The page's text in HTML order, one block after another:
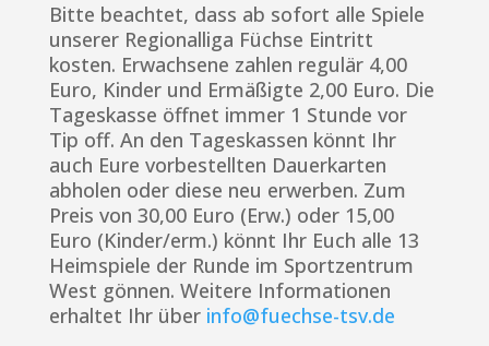
Bitte beachtet, dass ab sofort alle Spiele
unserer Regionalliga Füchse Eintritt
kosten. Erwachsene zahlen regulär 4,00
Euro, Kinder und Ermäßigte 2,00 Euro. Die
Tageskasse öffnet immer 1 Stunde vor
Tip off. An den Tageskassen könnt Ihr
auch Eure vorbestellten Dauerkarten
abholen oder diese neu erwerben. Zum
Preis von 30,00 Euro (Erw.) oder 15,00
Euro (Kinder/erm.) könnt Ihr Euch alle 13
Heimspiele der Runde im Sportzentrum
West gönnen. Weitere Informationen
erhaltet Ihr über info@fuechse-tsv.de